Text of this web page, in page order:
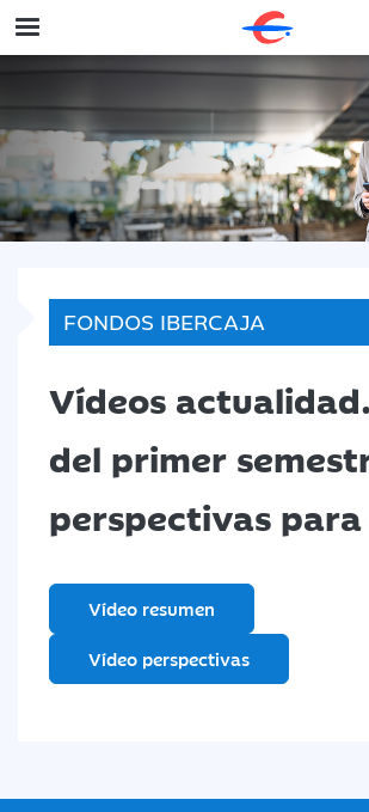
FONDOS IBERCAJA
Vídeos
del primer
perspectivas
Vídeo resumen
Vídeo perspectivas